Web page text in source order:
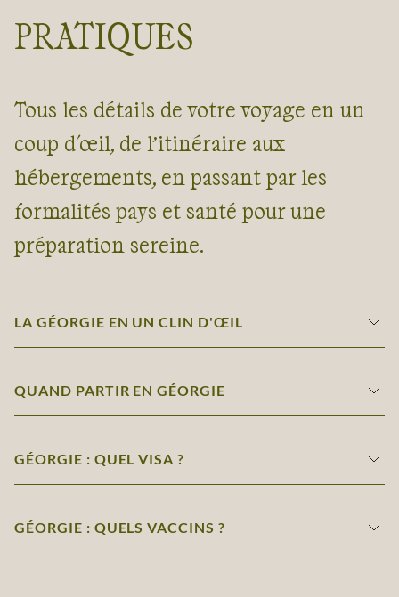
PRATIQUES
Tous les détails de votre voyage en un
coup d'œil, de l’itinéraire aux
hébergements, en passant par les
formalités pays et santé pour une
préparation sereine.
LA GÉORGIE EN UN CLIN D'ŒIL
QUAND PARTIR EN GÉORGIE
GÉORGIE : QUEL VISA ?
GÉORGIE : QUELS VACCINS ?